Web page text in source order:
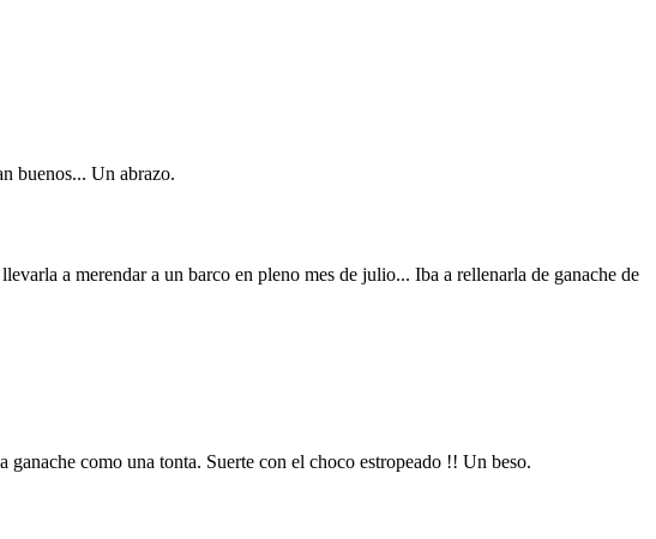
buenos... Un abrazo.
a merendar a un barco en pleno mes de julio... Iba a rellenarla de ganache de
como una tonta. Suerte con el choco estropeado !! Un beso.